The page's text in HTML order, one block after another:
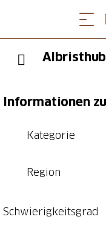
Informationen
Kategorie
Region
Schwierigkeitsgrad